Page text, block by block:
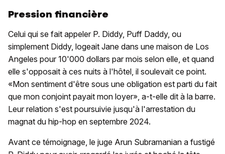
Pression financière
Celui qui se fait appeler P. Diddy, Puff Daddy, ou
simplement Diddy, logeait Jane dans une maison de Los
Angeles pour 10'000 dollars par mois selon elle, et quand
elle s'opposait à ces nuits à l'hôtel, il soulevait ce point.
«Mon sentiment d'être sous une obligation est parti du fait
que mon conjoint payait mon loyer», a-t-elle dit à la barre.
Leur relation s'est poursuivie jusqu'à l'arrestation du
magnat du hip-hop en septembre 2024.
Avant ce témoignage, le juge Arun Subramanian a fustigé